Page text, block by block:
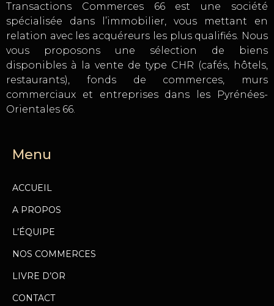
Transactions Commerces 66 est une société
spécialisée dans l’immobilier, vous mettant en
relation avec les acquéreurs les plus qualifiés. Nous
vous proposons une sélection de biens
disponibles à la vente de type CHR (cafés, hôtels,
restaurants), fonds de commerces, murs
commerciaux et entreprises dans les Pyrénées-
Orientales 66.
Menu
ACCUEIL
A PROPOS
L’ÉQUIPE
NOS COMMERCES
LIVRE D’OR
CONTACT